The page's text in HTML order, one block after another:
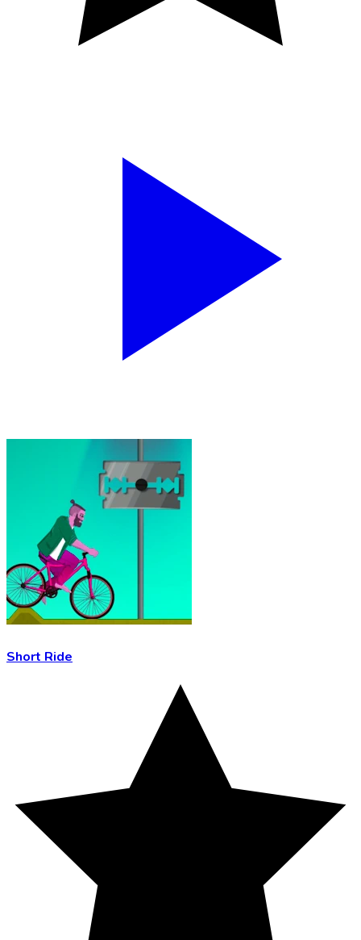
Short Ride